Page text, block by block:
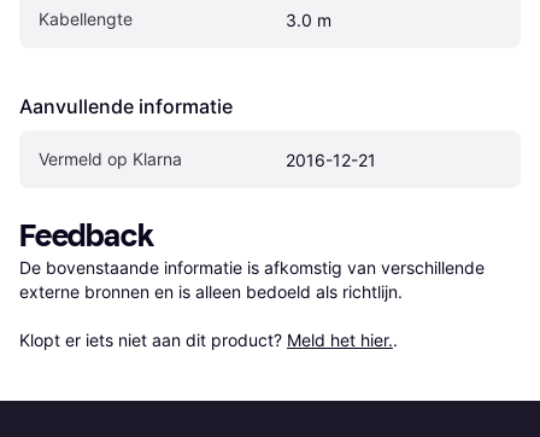
Kabellengte 3.0 m
Aanvullende informatie
Vermeld op Klarna 2016-12-21
Feedback
De bovenstaande informatie is afkomstig van verschillende
externe bronnen en is alleen bedoeld als richtlijn.
Klopt er iets niet aan dit product? Meld het hier..